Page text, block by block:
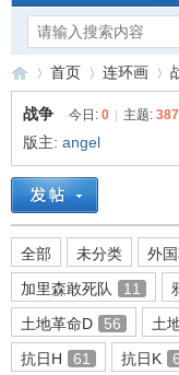
连»
首页
›
连环画
›
战争 今日: 0 主题:
版主: angel
全部 未分类 外
加里森敢死队
11
土地革命D
56 土
抗日H
61 抗日K